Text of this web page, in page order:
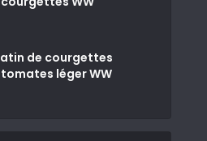
de courgettes
léger WW